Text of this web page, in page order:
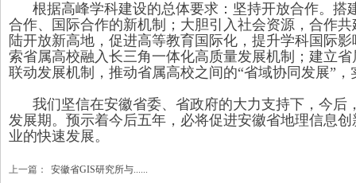
根据高峰学科建设的总体要求：坚持开放合作。搭
合作、国际合作的新机制；大胆引入社会资源，合作
陆开放新高地，促进高等教育国际化，提升学科国际
索省属高校融入长三角一体化高质量发展机制；建立
联动发展机制，推动省属高校之间的“省域协同发展”
我们坚信在安徽省委、省政府的大力支持下，今后
发展期。预示着今后五年，必将促进安徽省地理信息
业的快速发展。
上一篇：
安徽省GIS研究所与......